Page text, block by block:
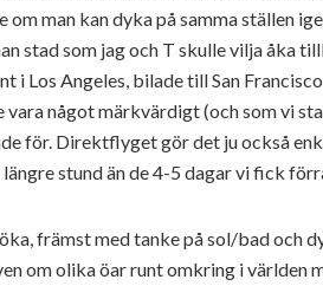
om man kan dyka på samma ställen
stad som jag och T skulle vilja åka
i Los Angeles, bilade till San
vara något märkvärdigt (och som vi
för. Direktflyget gör det ju också
stund än de 4-5 dagar vi fick
främst med tanke på sol/bad och
om olika öar runt omkring i världen